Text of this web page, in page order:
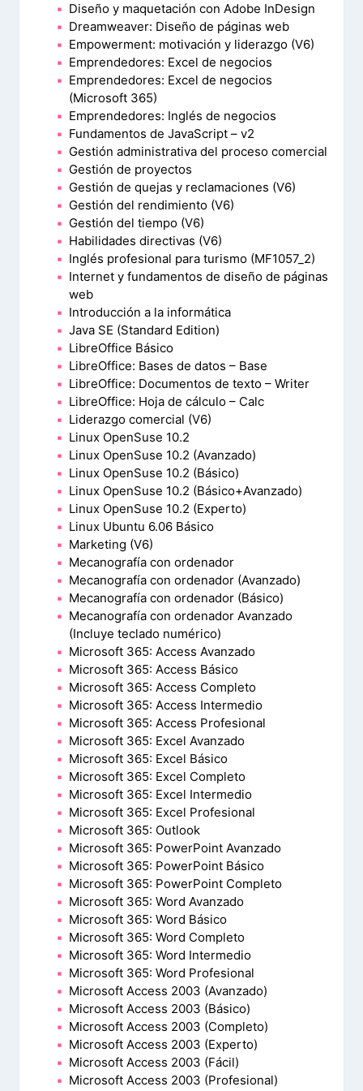
Diseño y maquetación con Adobe InDesign
Dreamweaver: Diseño de páginas web
Empowerment: motivación y liderazgo (V6)
Emprendedores: Excel de negocios
Emprendedores: Excel de negocios
(Microsoft 365)
Emprendedores: Inglés de negocios
Fundamentos de JavaScript – v2
Gestión administrativa del proceso comercial
Gestión de proyectos
Gestión de quejas y reclamaciones (V6)
Gestión del rendimiento (V6)
Gestión del tiempo (V6)
Habilidades directivas (V6)
Inglés profesional para turismo (MF1057_2)
Internet y fundamentos de diseño de páginas
web
Introducción a la informática
Java SE (Standard Edition)
LibreOffice Básico
LibreOffice: Bases de datos – Base
LibreOffice: Documentos de texto – Writer
LibreOffice: Hoja de cálculo – Calc
Liderazgo comercial (V6)
Linux OpenSuse 10.2
Linux OpenSuse 10.2 (Avanzado)
Linux OpenSuse 10.2 (Básico)
Linux OpenSuse 10.2 (Básico+Avanzado)
Linux OpenSuse 10.2 (Experto)
Linux Ubuntu 6.06 Básico
Marketing (V6)
Mecanografía con ordenador
Mecanografía con ordenador (Avanzado)
Mecanografía con ordenador (Básico)
Mecanografía con ordenador Avanzado
(Incluye teclado numérico)
Microsoft 365: Access Avanzado
Microsoft 365: Access Básico
Microsoft 365: Access Completo
Microsoft 365: Access Intermedio
Microsoft 365: Access Profesional
Microsoft 365: Excel Avanzado
Microsoft 365: Excel Básico
Microsoft 365: Excel Completo
Microsoft 365: Excel Intermedio
Microsoft 365: Excel Profesional
Microsoft 365: Outlook
Microsoft 365: PowerPoint Avanzado
Microsoft 365: PowerPoint Básico
Microsoft 365: PowerPoint Completo
Microsoft 365: Word Avanzado
Microsoft 365: Word Básico
Microsoft 365: Word Completo
Microsoft 365: Word Intermedio
Microsoft 365: Word Profesional
Microsoft Access 2003 (Avanzado)
Microsoft Access 2003 (Básico)
Microsoft Access 2003 (Completo)
Microsoft Access 2003 (Experto)
Microsoft Access 2003 (Fácil)
Microsoft Access 2003 (Profesional)